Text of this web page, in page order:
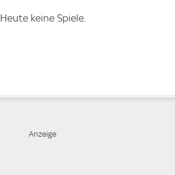
Heute keine Spiele.